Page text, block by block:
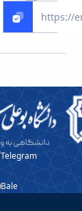
Telegram
Bale